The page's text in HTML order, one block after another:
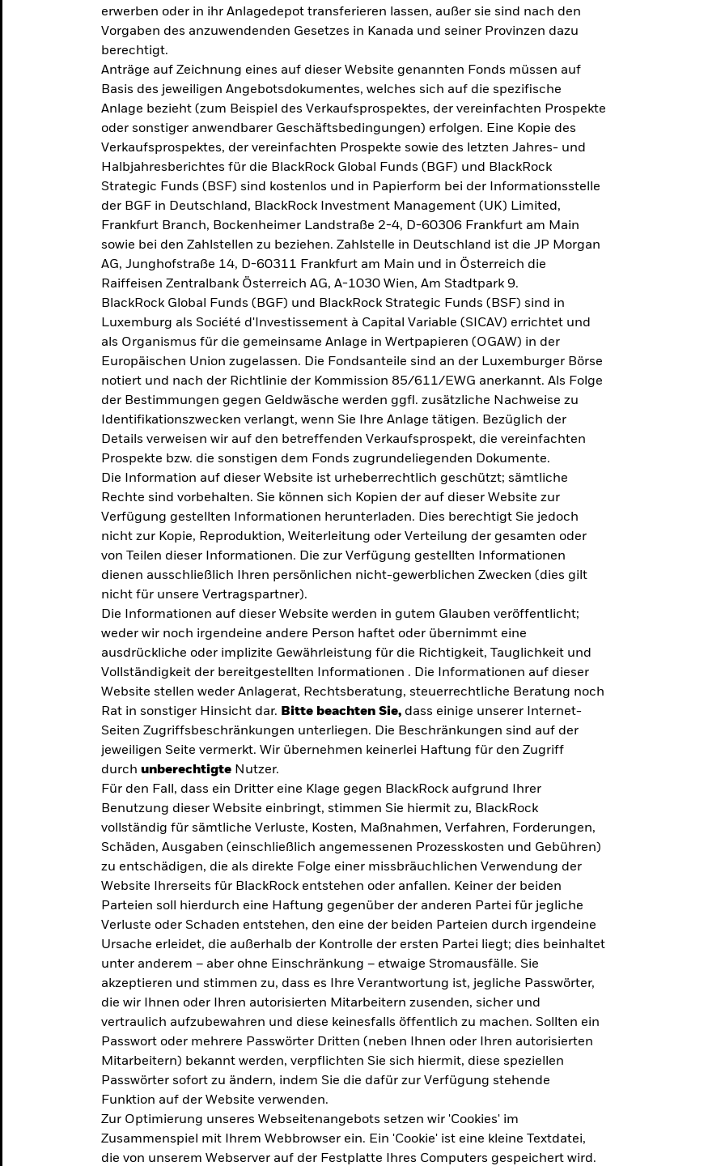
Die
in
erwerben oder in ihr Anlagedepot transferieren lassen, außer sie sind nach den
Vorgaben des anzuwendenden Gesetzes in Kanada und seiner Provinzen dazu
berechtigt.
Anträge auf Zeichnung eines auf dieser Website genannten Fonds müssen auf
Basis des jeweiligen Angebotsdokumentes, welches sich auf die spezifische
Anlage bezieht (zum Beispiel des Verkaufsprospektes, der vereinfachten Prospekte
oder sonstiger anwendbarer Geschäftsbedingungen) erfolgen. Eine Kopie des
Verkaufsprospektes, der vereinfachten Prospekte sowie des letzten Jahres- und
Halbjahresberichtes für die BlackRock Global Funds (BGF) und BlackRock
Strategic Funds (BSF) sind kostenlos und in Papierform bei der Informationsstelle
der BGF in Deutschland, BlackRock Investment Management (UK) Limited,
Frankfurt Branch, Bockenheimer Landstraße 2-4, D-60306 Frankfurt am Main
sowie bei den Zahlstellen zu beziehen. Zahlstelle in Deutschland ist die JP Morgan
AG, Junghofstraße 14, D-60311 Frankfurt am Main und in Österreich die
Raiffeisen Zentralbank Österreich AG, A-1030 Wien, Am Stadtpark 9.
BlackRock Global Funds (BGF) und BlackRock Strategic Funds (BSF) sind in
Luxemburg als Société d'Investissement à Capital Variable (SICAV) errichtet und
als Organismus für die gemeinsame Anlage in Wertpapieren (OGAW) in der
Europäischen Union zugelassen. Die Fondsanteile sind an der Luxemburger Börse
notiert und nach der Richtlinie der Kommission 85/611/EWG anerkannt. Als Folge
der Bestimmungen gegen Geldwäsche werden ggfl. zusätzliche Nachweise zu
Identifikationszwecken verlangt, wenn Sie Ihre Anlage tätigen. Bezüglich der
Details verweisen wir auf den betreffenden Verkaufsprospekt, die vereinfachten
Prospekte bzw. die sonstigen dem Fonds zugrundeliegenden Dokumente.
Die Information auf dieser Website ist urheberrechtlich geschützt; sämtliche
Rechte sind vorbehalten. Sie können sich Kopien der auf dieser Website zur
Verfügung gestellten Informationen herunterladen. Dies berechtigt Sie jedoch
nicht zur Kopie, Reproduktion, Weiterleitung oder Verteilung der gesamten oder
von Teilen dieser Informationen. Die zur Verfügung gestellten Informationen
dienen ausschließlich Ihren persönlichen nicht-gewerblichen Zwecken (dies gilt
nicht für unsere Vertragspartner).
Die Informationen auf dieser Website werden in gutem Glauben veröffentlicht;
weder wir noch irgendeine andere Person haftet oder übernimmt eine
ausdrückliche oder implizite Gewährleistung für die Richtigkeit, Tauglichkeit und
Vollständigkeit der bereitgestellten Informationen . Die Informationen auf dieser
Website stellen weder Anlagerat, Rechtsberatung, steuerrechtliche Beratung noch
Rat in sonstiger Hinsicht dar. Bitte beachten Sie, dass einige unserer Internet-
Seiten Zugriffsbeschränkungen unterliegen. Die Beschränkungen sind auf der
jeweiligen Seite vermerkt. Wir übernehmen keinerlei Haftung für den Zugriff
durch unberechtigte Nutzer.
Für den Fall, dass ein Dritter eine Klage gegen BlackRock aufgrund Ihrer
Benutzung dieser Website einbringt, stimmen Sie hiermit zu, BlackRock
vollständig für sämtliche Verluste, Kosten, Maßnahmen, Verfahren, Forderungen,
Schäden, Ausgaben (einschließlich angemessenen Prozesskosten und Gebühren)
zu entschädigen, die als direkte Folge einer missbräuchlichen Verwendung der
Website Ihrerseits für BlackRock entstehen oder anfallen. Keiner der beiden
Parteien soll hierdurch eine Haftung gegenüber der anderen Partei für jegliche
Verluste oder Schaden entstehen, den eine der beiden Parteien durch irgendeine
Ursache erleidet, die außerhalb der Kontrolle der ersten Partei liegt; dies beinhaltet
unter anderem – aber ohne Einschränkung – etwaige Stromausfälle. Sie
akzeptieren und stimmen zu, dass es Ihre Verantwortung ist, jegliche Passwörter,
die wir Ihnen oder Ihren autorisierten Mitarbeitern zusenden, sicher und
vertraulich aufzubewahren und diese keinesfalls öffentlich zu machen. Sollten ein
Passwort oder mehrere Passwörter Dritten (neben Ihnen oder Ihren autorisierten
Mitarbeitern) bekannt werden, verpflichten Sie sich hiermit, diese speziellen
Passwörter sofort zu ändern, indem Sie die dafür zur Verfügung stehende
Funktion auf der Website verwenden.
Zur Optimierung unseres Webseitenangebots setzen wir 'Cookies' im
Zusammenspiel mit Ihrem Webbrowser ein. Ein 'Cookie' ist eine kleine Textdatei,
die von unserem Webserver auf der Festplatte Ihres Computers gespeichert wird.